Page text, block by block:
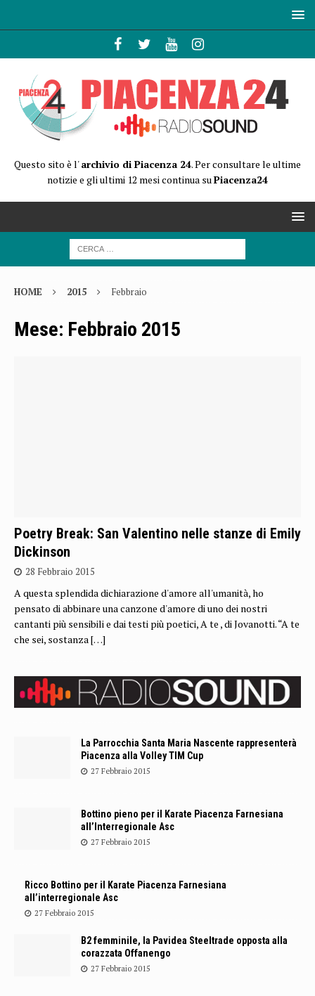
Questo sito è l'archivio di Piacenza 24. Per consultare le ultime
notizie e gli ultimi 12 mesi continua suPiacenza24
HOME 2015 Febbraio
Mese: Febbraio 2015
Poetry Break: San Valentino nelle stanze di Emily
Dickinson
28 Febbraio 2015
A questa splendida dichiarazione d'amore all'umanità, ho
pensato di abbinare una canzone d'amore di uno dei nostri
cantanti più sensibili e dai testi più poetici, A te , di Jovanotti. “A te
che sei, sostanza[…]
La Parrocchia Santa Maria Nascente rappresenterà
Piacenza alla Volley TIM Cup
27 Febbraio 2015
Bottino pieno per il Karate Piacenza Farnesiana
all’Interregionale Asc
27 Febbraio 2015
Ricco Bottino per il Karate Piacenza Farnesiana
all’interregionale Asc
27 Febbraio 2015
B2 femminile, la Pavidea Steeltrade opposta alla
corazzata Offanengo
27 Febbraio 2015